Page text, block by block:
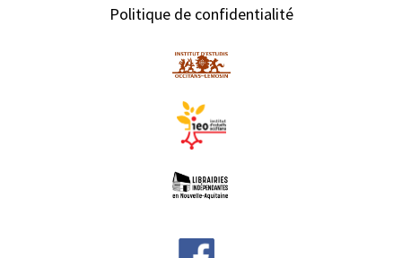
Politique de confidentialité